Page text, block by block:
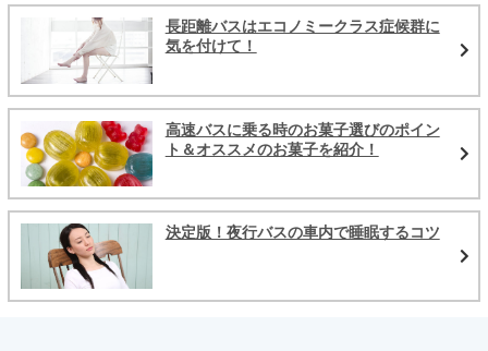
長距離バスはエコノミークラス症候群に
気を付けて！
高速バスに乗る時のお菓子選びのポイン
ト＆オススメのお菓子を紹介！
決定版！夜行バスの車内で睡眠するコツ